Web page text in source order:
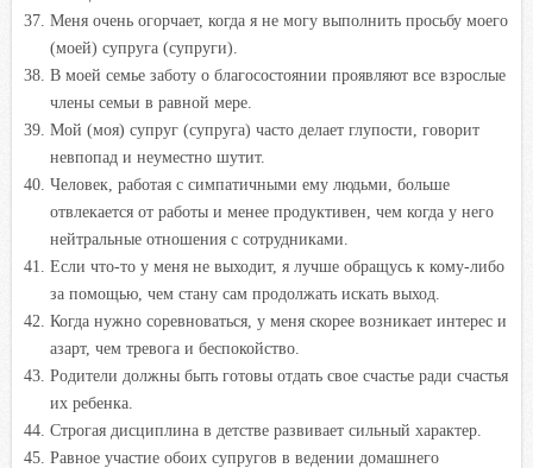
Меня очень огорчает, когда я не могу выполнить просьбу моего
(моей) супруга (супруги).
В моей семье заботу о благосостоянии проявляют все взрослые
члены семьи в равной мере.
Мой (моя) супруг (супруга) часто делает глупости, говорит
невпопад и неуместно шутит.
Человек, работая с симпатичными ему людьми, больше
отвлекается от работы и менее продуктивен, чем когда у него
нейтральные отношения с сотрудниками.
Если что-то у меня не выходит, я лучше обращусь к кому-либо
за помощью, чем стану сам продолжать искать выход.
Когда нужно соревноваться, у меня скорее возникает интерес и
азарт, чем тревога и беспокойство.
Родители должны быть готовы отдать свое счастье ради счастья
их ребенка.
Строгая дисциплина в детстве развивает сильный характер.
Равное участие обоих супругов в ведении домашнего